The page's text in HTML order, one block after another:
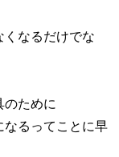
くなるだけでな
のために
なるってことに早